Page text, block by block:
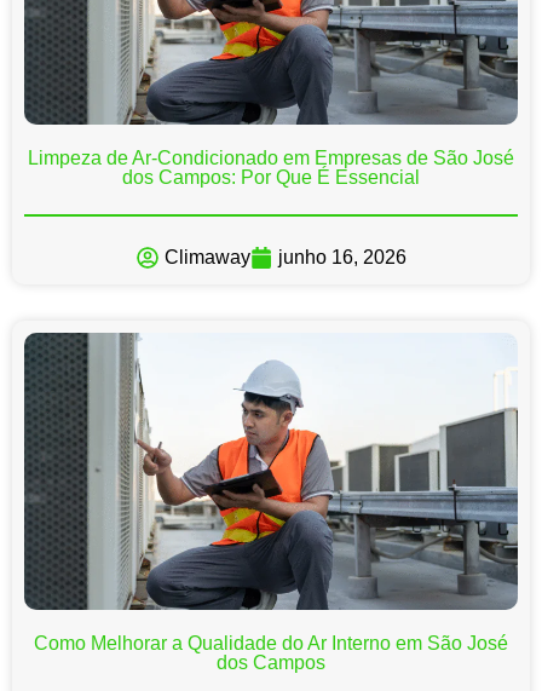
Limpeza de Ar-Condicionado em Empresas de São José
dos Campos: Por Que É Essencial
Climaway junho 16, 2026
Como Melhorar a Qualidade do Ar Interno em São José
dos Campos